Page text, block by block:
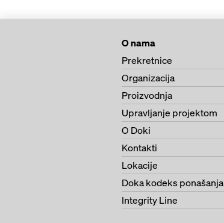
O nama
Prekretnice
Organizacija
Proizvodnja
Upravljanje projektom
O Doki
Kontakti
Lokacije
Doka kodeks ponašanja
Integrity Line